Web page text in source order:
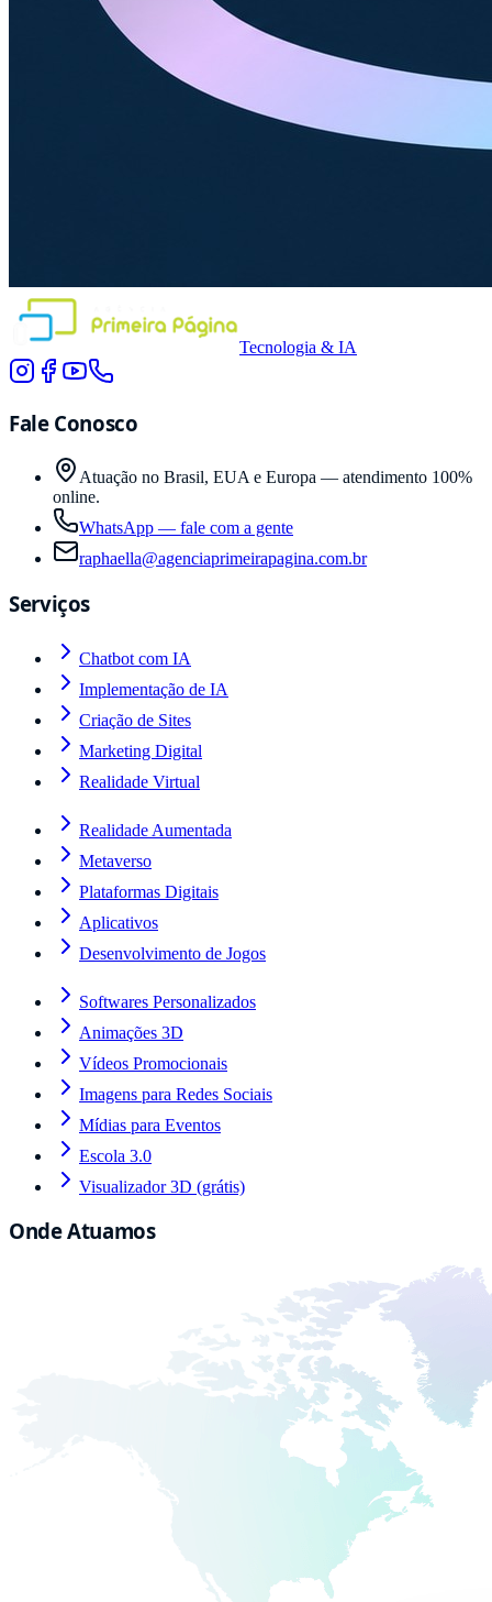
Tecnologia & IA
Fale Conosco
Atuação no Brasil, EUA e Europa — atendimento 100%
online.
WhatsApp — fale com a gente
raphaella@agenciaprimeirapagina.com.br
Serviços
Chatbot com IA
Implementação de IA
Criação de Sites
Marketing Digital
Realidade Virtual
Realidade Aumentada
Metaverso
Plataformas Digitais
Aplicativos
Desenvolvimento de Jogos
Softwares Personalizados
Animações 3D
Vídeos Promocionais
Imagens para Redes Sociais
Mídias para Eventos
Escola 3.0
Visualizador 3D (grátis)
Onde Atuamos